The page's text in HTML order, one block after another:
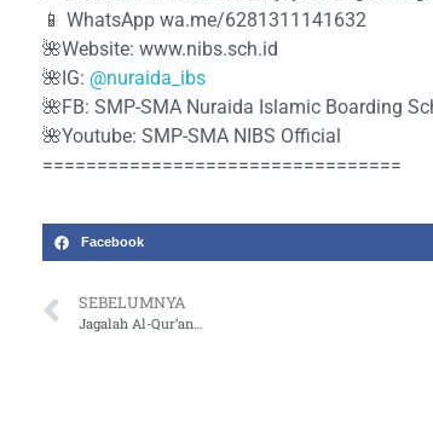
📱 WhatsApp wa.me/6281311141632
🌺Website: www.nibs.sch.id
🌺IG: @nuraida_ibs
🌺FB: SMP-SMA Nuraida Islamic Boarding
🌺Youtube: SMP-SMA NIBS Official
=================================
Facebook
SEBELUMNYA
Jagalah Al-Qur’an…